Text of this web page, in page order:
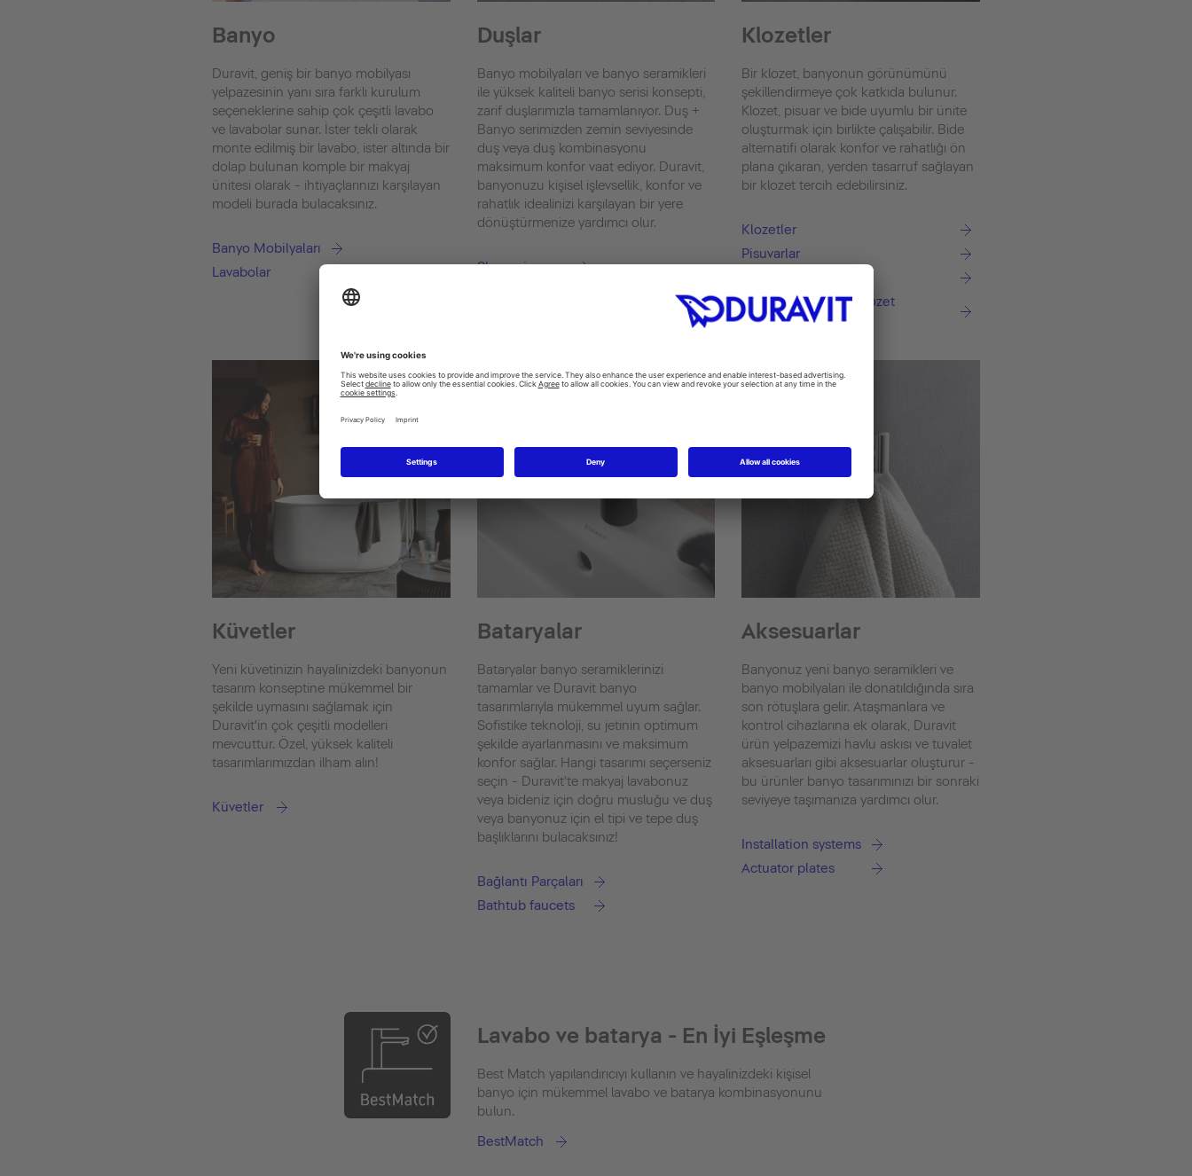
Banyo
Duravit, geniş bir banyo mobilyası
yelpazesinin yanı sıra farklı kurulum
seçeneklerine sahip çok çeşitli lavabo
ve lavabolar sunar. İster tekli olarak
monte edilmiş bir lavabo, ister altında bir
dolap bulunan komple bir makyaj
ünitesi olarak - ihtiyaçlarınızı karşılayan
modeli burada bulacaksınız.
Banyo Mobilyaları
Lavabolar
Duşlar
Banyo mobilyaları ve banyo seramikleri
ile yüksek kaliteli banyo serisi konsepti,
zarif duşlarımızla tamamlanıyor. Duş +
Banyo serimizden zemin seviyesinde
duş veya duş kombinasyonu
maksimum konfor vaat ediyor. Duravit,
banyonuzu kişisel işlevsellik, konfor ve
rahatlık idealinizi karşılayan bir yere
dönüştürmenize yardımcı olur.
Showering
Klozetler
Bir klozet, banyonun görünümünü
şekillendirmeye çok katkıda bulunur.
Klozet, pisuar ve bide uyumlu bir ünite
oluşturmak için birlikte çalışabilir. Bide
alternatifi olarak konfor ve rahatlığı ön
plana çıkaran, yerden tasarruf sağlayan
bir klozet tercih edebilirsiniz.
Klozetler
Pisuvarlar
SensoWash® Akıllı Klozet
Kapakları
Küvetler
Yeni küvetinizin hayalinizdeki banyonun
tasarım konseptine mükemmel bir
şekilde uymasını sağlamak için
Duravit'in çok çeşitli modelleri
mevcuttur. Özel, yüksek kaliteli
tasarımlarımızdan ilham alın!
Küvetler
Bataryalar
Bataryalar banyo seramiklerinizi
tamamlar ve Duravit banyo
tasarımlarıyla mükemmel uyum sağlar.
Sofistike teknoloji, su jetinin optimum
şekilde ayarlanmasını ve maksimum
konfor sağlar. Hangi tasarımı seçerseniz
seçin - Duravit'te makyaj lavabonuz
veya bideniz için doğru musluğu ve duş
veya banyonuz için el tipi ve tepe duş
başlıklarını bulacaksınız!
Bağlantı Parçaları
Bathtub faucets
Aksesuarlar
Banyonuz yeni banyo seramikleri ve
banyo mobilyaları ile donatıldığında sıra
son rötuşlara gelir. Ataşmanlara ve
kontrol cihazlarına ek olarak, Duravit
ürün yelpazemizi havlu askısı ve tuvalet
aksesuarları gibi aksesuarlar oluşturur -
bu ürünler banyo tasarımınızı bir sonraki
seviyeye taşımanıza yardımcı olur.
Installation systems
Actuator plates
Lavabo ve batarya - En İyi Eşleşme
Best Match yapılandırıcıyı kullanın ve hayalinizdeki kişisel
banyo için mükemmel lavabo ve batarya kombinasyonunu
bulun.
BestMatch